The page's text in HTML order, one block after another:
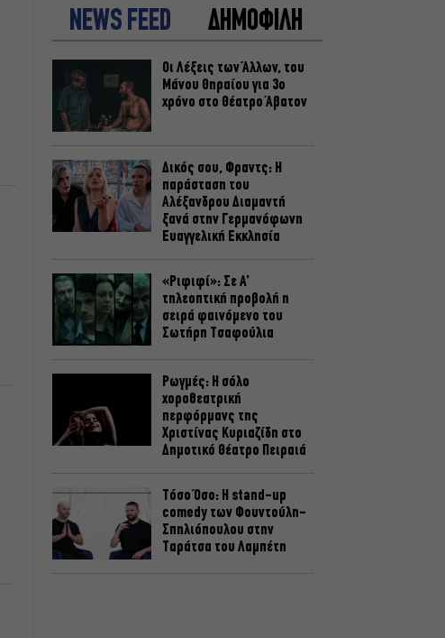
NEWS FEED ΔΗΜΟΦΙΛΗ
Οι Λέξεις των Άλλων, του
Μάνου Θηραίου για 3ο
χρόνο στο Θέατρο Άβατον
Δικός σου, Φραντς: Η
παράσταση του
Αλέξανδρου Διαμαντή
ξανά στην Γερμανόφωνη
Ευαγγελική Εκκλησία
«Ριφιφί»: Σε Α’
τηλεοπτική προβολή η
σειρά φαινόμενο του
Σωτήρη Τσαφούλια
Ρωγμές: Η σόλο
χοροθεατρική
περφόρμανς της
Χριστίνας Κυριαζίδη στο
Δημοτικό Θέατρο Πειραιά
Τόσο Όσο: Η stand-up
comedy των Φουντούλη-
Σπηλιόπουλου στην
Ταράτσα του Λαμπέτη